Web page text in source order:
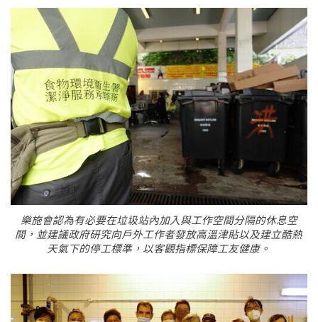
樂施會認為有必要在垃圾站內加入與工作空間分隔的休息空
間，並建議政府研究向戶外工作者發放高溫津貼以及建立酷熱
天氣下的停工標準，以客觀指標保障工友健康。